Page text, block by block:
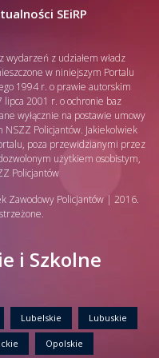
SEiRP
wydarzeń z udziałem władz
w niniejszym Portalu
1994 r. o prawie autorskim
2001 r. o ochronie baz
wyłącznie na postawie umowy
NSZZ Policjantów. Jakiekolwiek
poza przewidzianymi przez
użytkiem osobistym,
Policjantów
Zawodowy Policjantów | 2016.
i Szkolne
Lubelskie Lubuskie
Opolskie